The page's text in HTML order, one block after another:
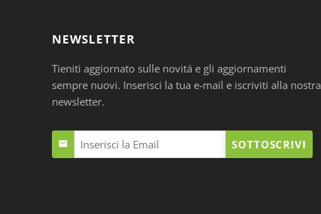
NEWSLETTER
Tieniti aggiornato sulle novitá e gli aggiornamenti
sempre nuovi. Inserisci la tua e-mail e iscriviti alla nostra
newsletter.
SOTTOSCRIVI